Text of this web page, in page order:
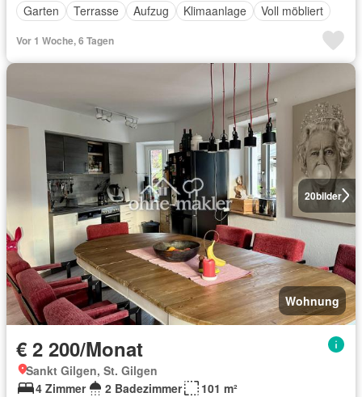
Garten
Terrasse Aufzug Klimaanlage Voll möbliert
Vor 1 Woche, 6 Tagen
20bilder
Wohnung
€ 2 200/Monat
Sankt Gilgen, St. Gilgen
4 Zimmer
2 Badezimmer
101 m²